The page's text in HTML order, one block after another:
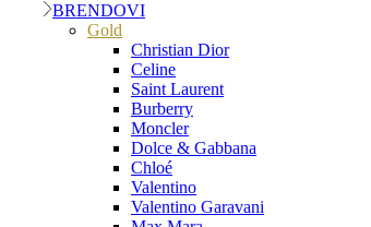
BRENDOVI
Gold
Christian Dior
Celine
Saint Laurent
Burberry
Moncler
Dolce & Gabbana
Chloé
Valentino
Valentino Garavani